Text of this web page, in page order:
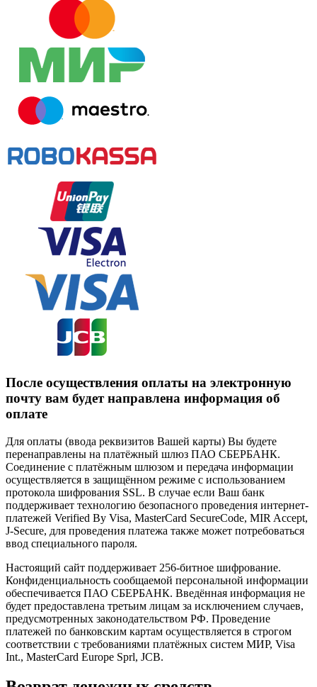
После осуществления оплаты на электронную
почту вам будет направлена информация об
оплате
Для оплаты (ввода реквизитов Вашей карты) Вы будете
перенаправлены на платёжный шлюз ПАО СБЕРБАНК.
Соединение с платёжным шлюзом и передача информации
осуществляется в защищённом режиме с использованием
протокола шифрования SSL. В случае если Ваш банк
поддерживает технологию безопасного проведения интернет-
платежей Verified By Visa, MasterCard SecureCode, MIR Accept,
J-Secure, для проведения платежа также может потребоваться
ввод специального пароля.
Настоящий сайт поддерживает 256-битное шифрование.
Конфиденциальность сообщаемой персональной информации
обеспечивается ПАО СБЕРБАНК. Введённая информация не
будет предоставлена третьим лицам за исключением случаев,
предусмотренных законодательством РФ. Проведение
платежей по банковским картам осуществляется в строгом
соответствии с требованиями платёжных систем МИР, Visa
Int., MasterCard Europe Sprl, JCB.